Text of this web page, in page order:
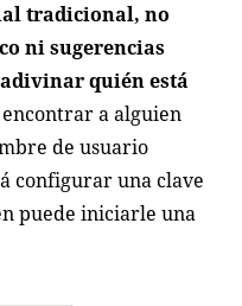
tradicional, no
ni sugerencias
quién está
a alguien
de usuario
configurar una clave
puede iniciarle una